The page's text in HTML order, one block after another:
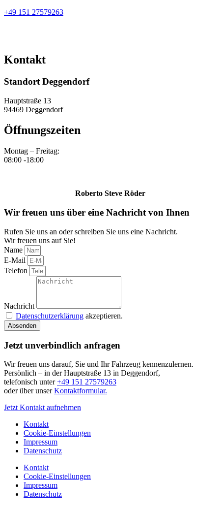
+49 151 27579263
Kontakt
Standort Deggendorf
Hauptstraße 13
94469 Deggendorf
Öffnungszeiten
Montag – Freitag:
08:00 -18:00
Roberto Steve Röder
Wir freuen uns über eine Nachricht von Ihnen
Rufen Sie uns an oder schreiben Sie uns eine Nachricht.
Wir freuen uns auf Sie!
Name
E-Mail
Telefon
Nachricht
Datenschutzerklärung akzeptieren.
Absenden
Jetzt unverbindlich anfragen
Wir freuen uns darauf, Sie und Ihr Fahrzeug kennenzulernen.
Persönlich – in der Hauptstraße 13 in Deggendorf,
telefonisch unter+49 151 27579263
oder über unserKontaktformular.
Jetzt Kontakt aufnehmen
Kontakt
Cookie-Einstellungen
Impressum
Datenschutz
Kontakt
Cookie-Einstellungen
Impressum
Datenschutz